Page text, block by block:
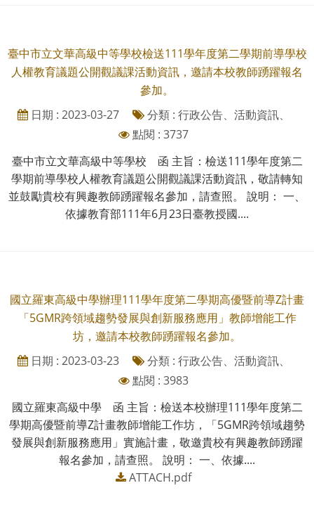
臺中市立文華高級中等學校檢送111學年度第二學期前導學校
人權教育議題公開觀議課活動資訊，邀請本校教師踴躍報名
參加。
日期 : 2023-03-27
分類 : 行政公告、活動資訊、
點閱 : 3737
臺中市立文華高級中等學校 函 主旨：檢送111學年度第二
學期前導學校人權教育議題公開觀議課活動資訊，敬請轉知
並鼓勵貴校有興趣教師踴躍報名參加，請查照。 說明： 一、
依據教育部111年6月23日臺教授國....
國立羅東高級中學辦理111學年度第二學期高優暨前導Z計畫
「5GMR跨領域趨勢發展與創新服務應用」教師增能工作
坊，邀請本校教師踴躍報名參加。
日期 : 2023-03-23
分類 : 行政公告、活動資訊、
點閱 : 3983
國立羅東高級中學 函 主旨：檢送本校辦理111學年度第二
學期高優暨前導Z計畫教師增能工作坊，「5GMR跨領域趨勢
發展與創新服務應用」實施計畫，敬邀貴校有興趣教師踴躍
報名參加，請查照。 說明： 一、依據....
ATTACH.pdf